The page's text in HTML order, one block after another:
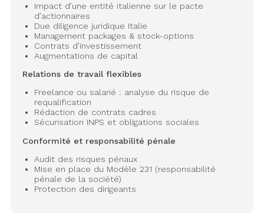
Impact d’une entité italienne sur le pacte
d’actionnaires
Due diligence juridique Italie
Management packages & stock-options
Contrats d’investissement
Augmentations de capital
Relations de travail flexibles
Freelance ou salarié : analyse du risque de
requalification
Rédaction de contrats cadres
Sécurisation INPS et obligations sociales
Conformité et responsabilité pénale
Audit des risques pénaux
Mise en place du Modèle 231 (responsabilité
pénale de la société)
Protection des dirigeants